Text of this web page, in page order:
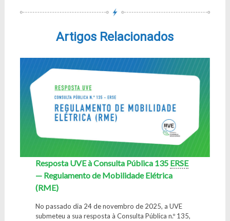
Artigos Relacionados
Resposta UVE à Consulta Pública 135 ERSE
— Regulamento de Mobilidade Elétrica
(RME)
No passado dia 24 de novembro de 2025, a UVE
submeteu a sua resposta à Consulta Pública n.º 135,